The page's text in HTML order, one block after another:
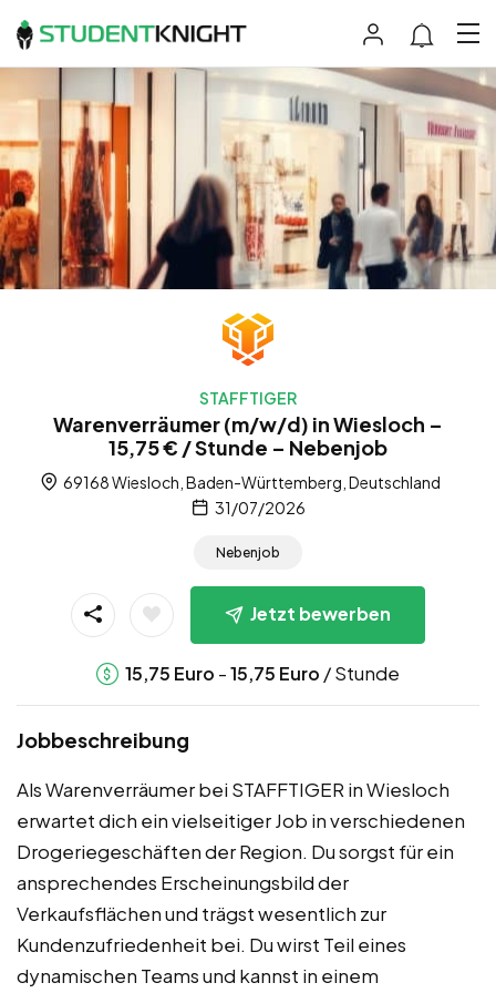
STAFFTIGER
Warenverräumer (m/w/d) in Wiesloch –
15,75 € / Stunde – Nebenjob
69168 Wiesloch, Baden-Württemberg, Deutschland
31/07/2026
Nebenjob
Jetzt bewerben
15,75 Euro -15,75 Euro / Stunde
Jobbeschreibung
Als Warenverräumer bei STAFFTIGER in Wiesloch
erwartet dich ein vielseitiger Job in verschiedenen
Drogeriegeschäften der Region. Du sorgst für ein
ansprechendes Erscheinungsbild der
Verkaufsflächen und trägst wesentlich zur
Kundenzufriedenheit bei. Du wirst Teil eines
dynamischen Teams und kannst in einem